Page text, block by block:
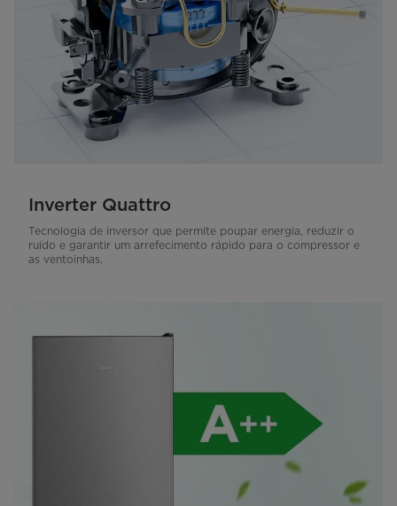
Inverter Quattro
Tecnologia de inversor que permite poupar energia, reduzir o
ruído e garantir um arrefecimento rápido para o compressor e
as ventoinhas.